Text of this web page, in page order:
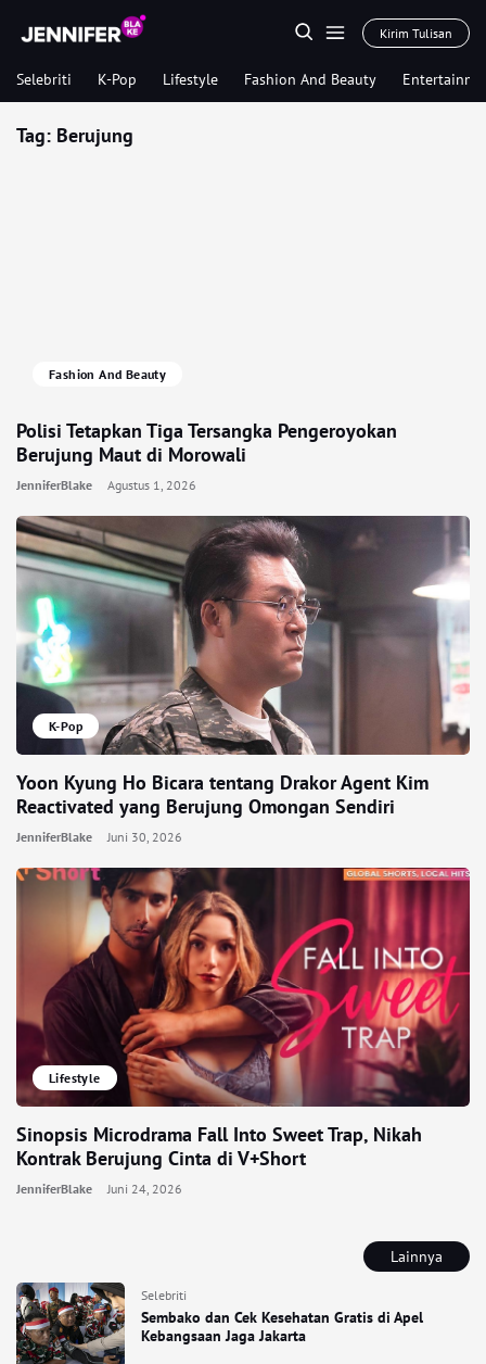
Kirim Tulisan
Selebriti K-Pop Lifestyle Fashion And Beauty
Lainnya
Selebriti
Sembako dan Cek Kesehatan Gratis di Apel
Kebangsaan Jaga Jakarta
Tag: Berujung
Fashion And Beauty
Polisi Tetapkan Tiga Tersangka Pengeroyokan
Berujung Maut di Morowali
JenniferBlake Agustus 1, 2026
K-Pop
Yoon Kyung Ho Bicara tentang Drakor Agent Kim
Reactivated yang Berujung Omongan Sendiri
JenniferBlake Juni 30, 2026
Lifestyle
Sinopsis Microdrama Fall Into Sweet Trap, Nikah
Kontrak Berujung Cinta di V+Short
JenniferBlake Juni 24, 2026